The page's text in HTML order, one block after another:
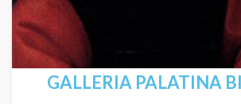
GALLERIA PALATINA